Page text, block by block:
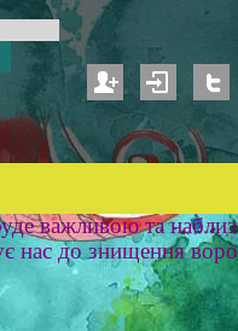
важливою та
нас до знищення